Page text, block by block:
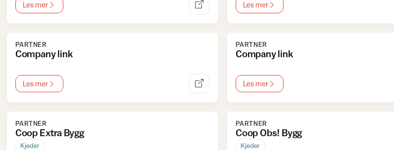
Les mer Les mer
PARTNER
Company link
Les mer
PARTNER
Company link
Les mer
PARTNER
Coop Extra Bygg
Kjeder
PARTNER
Coop Obs! Bygg
Kjeder